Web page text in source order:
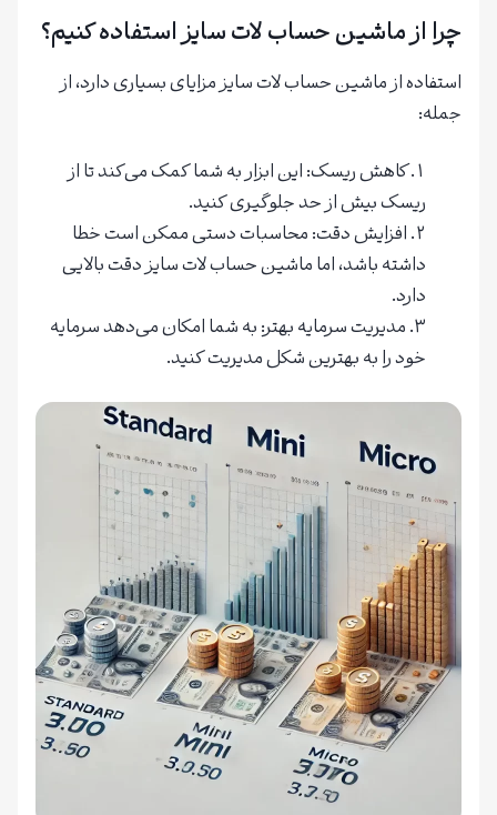
چرا از ماشین حساب لات سایز استفاده کنیم؟
استفاده از ماشین حساب لات سایز مزایای بسیاری دارد، از
جمله:
کاهش ریسک: این ابزار به شما کمک می‌کند تا از
ریسک بیش از حد جلوگیری کنید.
افزایش دقت: محاسبات دستی ممکن است خطا
داشته باشد، اما ماشین حساب لات سایز دقت بالایی
دارد.
مدیریت سرمایه بهتر: به شما امکان می‌دهد سرمایه
خود را به بهترین شکل مدیریت کنید.